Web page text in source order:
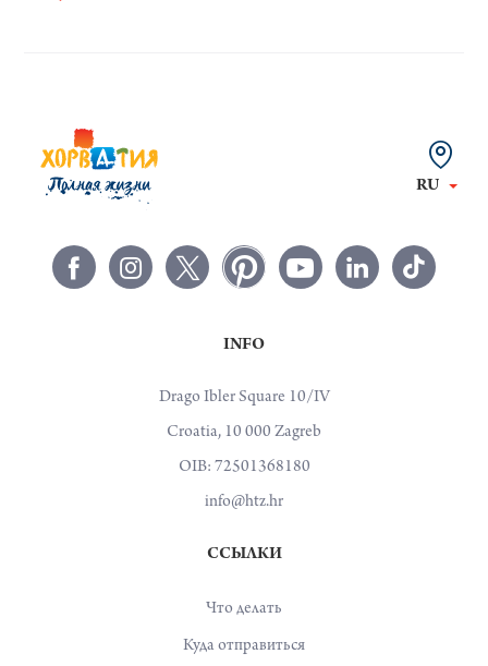
RU
INFO
Drago Ibler Square 10/IV
Croatia, 10 000 Zagreb
OIB: 72501368180
info@htz.hr
ССЫЛКИ
Что делать
Куда отправиться